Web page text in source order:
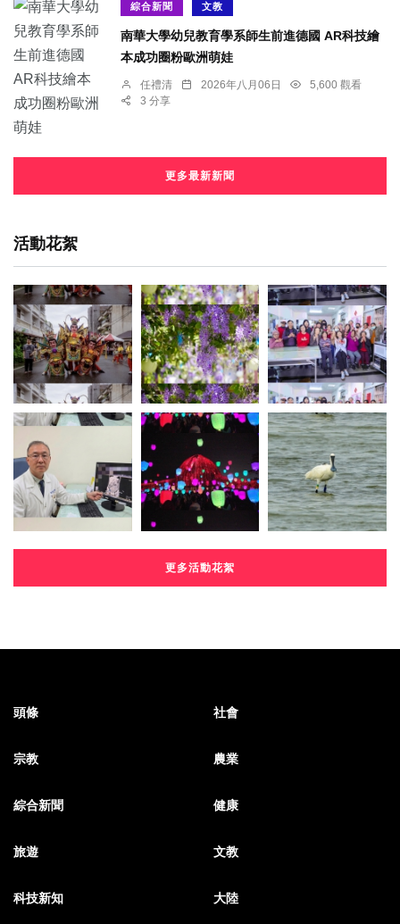
綜合新聞 文教
南華大學幼兒教育學系師生前進德國 AR科技繪
本成功圈粉歐洲萌娃
任禮清 2026年八月06日
5,600 觀看
3 分享
更多最新新聞
活動花絮
更多活動花絮
頭條 社會
宗教 農業
綜合新聞 健康
旅遊 文教
科技新知 大陸